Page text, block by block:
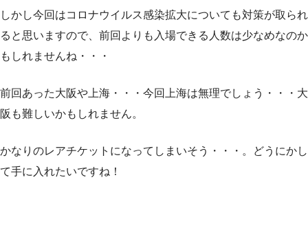
しかし今回はコロナウイルス感染拡大についても対策が取られ
ると思いますので、前回よりも入場できる人数は少なめなのか
もしれませんね・・・
前回あった大阪や上海・・・今回上海は無理でしょう・・・大
阪も難しいかもしれません。
かなりのレアチケットになってしまいそう・・・。どうにかし
て手に入れたいですね！